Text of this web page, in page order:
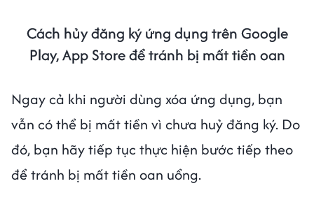
Cách hủy đăng ký ứng dụng trên Google
Play, App Store để tránh bị mất tiền oan
Ngay cả khi người dùng xóa ứng dụng, bạn
vẫn có thể bị mất tiền vì chưa huỷ đăng ký. Do
đó, bạn hãy tiếp tục thực hiện bước tiếp theo
để tránh bị mất tiền oan uổng.